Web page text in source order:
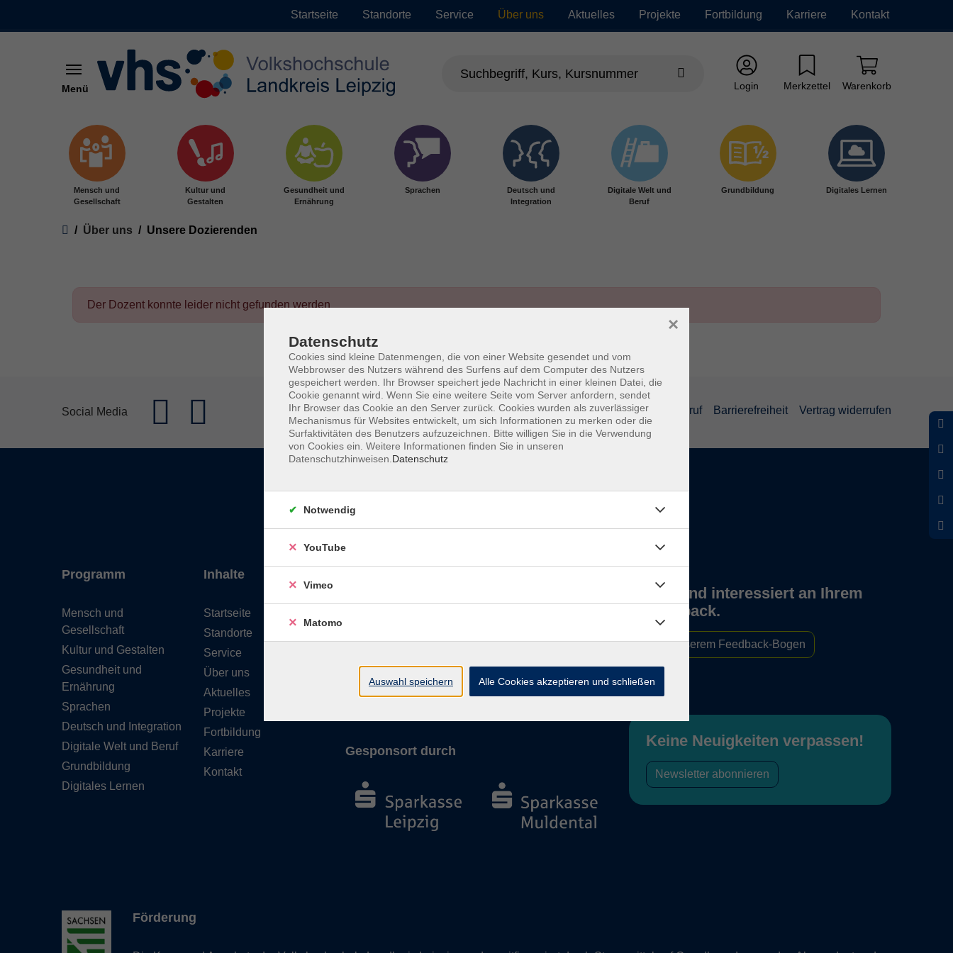
Startseite Standorte Service Über uns Aktuelles Projekte Fortbildung Karriere Kontakt
Menü Login Merkzettel Warenkorb
Mensch und
Gesellschaft
Kultur und
Gestalten
Gesundheit und
Ernährung
Sprachen
Deutsch und
Integration
Digitale Welt und
Beruf
Grundbildung Digitales Lernen
Sie sind hier:
Über uns Unsere Dozierenden
Der Dozent konnte leider nicht gefunden werden
Social Media Impressum Datenschutzerklärung AGB und Widerruf Barrierefreiheit Vertrag widerrufen
Programm
Mensch und
Gesellschaft
Kultur und Gestalten
Gesundheit und
Ernährung
Sprachen
Deutsch und Integration
Digitale Welt und Beruf
Grundbildung
Digitales Lernen
Inhalte
Startseite
Standorte
Service
Über uns
Aktuelles
Projekte
Fortbildung
Karriere
Kontakt
Barrierefreiheit
Vertrag widerrufen
Gesponsort durch
Wir sind interessiert an Ihrem
Feedback.
Zu unserem Feedback-Bogen
Keine Neuigkeiten verpassen!
Newsletter abonnieren
Förderung
Datenschutz
Cookies sind kleine Datenmengen, die von einer Website gesendet und vom
Webbrowser des Nutzers während des Surfens auf dem Computer des Nutzers
gespeichert werden. Ihr Browser speichert jede Nachricht in einer kleinen Datei, die
Cookie genannt wird. Wenn Sie eine weitere Seite vom Server anfordern, sendet
Ihr Browser das Cookie an den Server zurück. Cookies wurden als zuverlässiger
Mechanismus für Websites entwickelt, um sich Informationen zu merken oder die
Surfaktivitäten des Benutzers aufzuzeichnen. Bitte willigen Sie in die Verwendung
von Cookies ein. Weitere Informationen finden Sie in unseren
Datenschutzhinweisen. Datenschutz
×
Notwendig
YouTube
Vimeo
Matomo
Auswahl speichern Alle Cookies akzeptieren und schließen